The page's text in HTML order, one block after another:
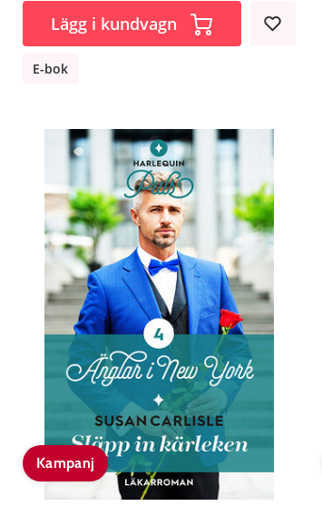
Lägg i kundvagn
E-bok
Kampanj